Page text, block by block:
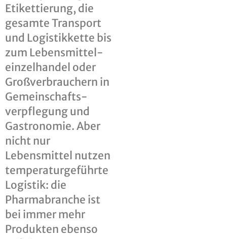
Etikettierung, die
gesamte Transport
und Logistikkette bis
zum Lebensmittel­
einzelhandel oder
Groß­verbrauchern in
Gemeinschafts­
verpflegung und
Gastronomie. Aber
nicht nur
Lebensmittel nutzen
temperatur­geführte
Logistik: die
Pharmabranche ist
bei immer mehr
Produkten ebenso